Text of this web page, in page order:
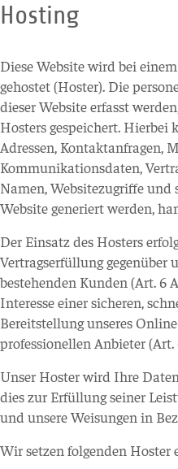
Hosting
Diese Website wird bei
gehostet (Hoster). Die
dieser Website erfasst
Hosters gespeichert. Hierbei
Adressen, Kontaktanfragen,
Kommunikationsdaten,
Namen, Websitezugriffe und
Website generiert werden,
Der Einsatz des Hosters
Vertragserfüllung gegenüber
bestehenden Kunden (Art. 6
Interesse einer sicheren,
Bereitstellung unseres
professionellen Anbieter (Art.
Unser Hoster wird Ihre
dies zur Erfüllung seiner
und unsere Weisungen in
Wir setzen folgenden Hoster